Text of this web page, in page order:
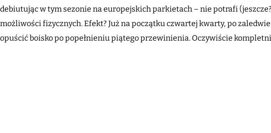
debiutując w tym sezonie na europejskich parkietach – nie potrafi
możliwości fizycznych. Efekt? Już na początku czwartej kwarty, po
opuścić boisko po popełnieniu piątego przewinienia. Oczywiście